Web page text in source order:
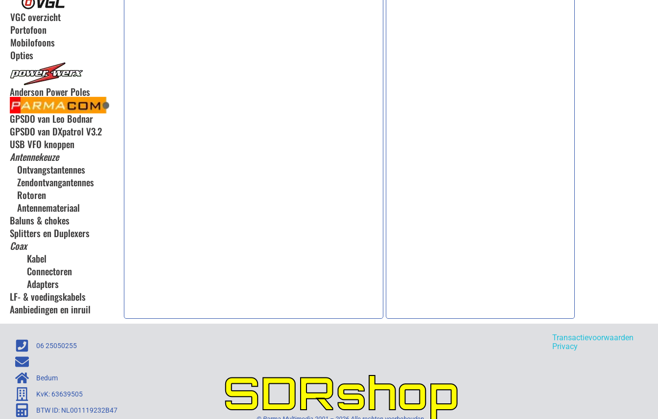
VGC overzicht
Portofoon
Mobilofoons
Opties
Anderson Power Poles
GPSDO van Leo Bodnar
GPSDO van DXpatrol V3.2
USB VFO knoppen
Antennekeuze
Ontvangstantennes
Zendontvangantennes
Rotoren
Antennemateriaal
Baluns & chokes
Splitters en Duplexers
Coax
Kabel
Connectoren
Adapters
LF- & voedingskabels
Aanbiedingen en inruil
06 25050255
Bedum
KvK: 63639505
BTW ID: NL001119232B47 SDRshop
Transactievoorwaarden
Privacy